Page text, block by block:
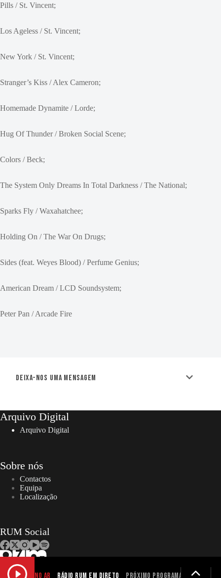
Pills / St. Vincent;
Los Ageless / St. Vincent;
New York / St. Vincent;
Stranger’s Kiss / Alex Cameron;
Homemade Dynamite / Lorde;
Hug Of Thunder / Broken Social Scene;
Colors / Beck;
The System Only Dreams In Total Darkness / The National;
Sparks Fly / Waxahatchee;
Holding On / The War On Drugs;
Sides (feat. Weyes Blood) / Perfume Genius;
American Dream / LCD Soundsystem;
Peter Pan / Arcade Fire
Deixa-nos uma mensagem
Arquivo Digital
Arquivo Digital
Sobre nós
Contactos
Equipa
Localização
RUM Social
NO AR Rádio RUM em Direto Próximo programa não definido